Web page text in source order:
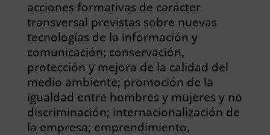
acciones formativas de carácter
transversal previstas sobre nuevas
tecnologías de la información y
comunicación; conservación,
protección y mejora de la calidad del
medio ambiente; promoción de la
igualdad entre hombres y mujeres y no
discriminación; internacionalización de
la empresa; emprendimiento,